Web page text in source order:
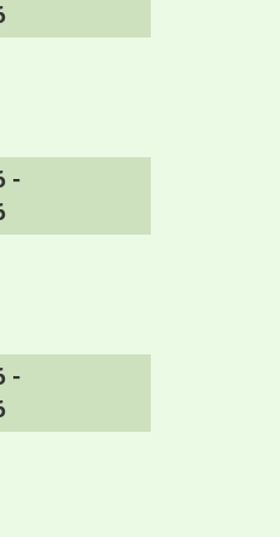
-
-